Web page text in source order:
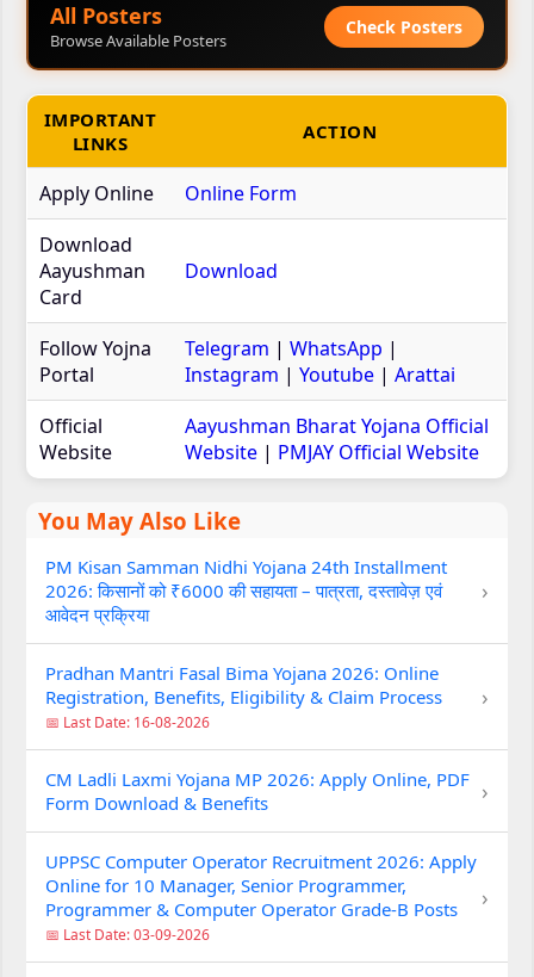
All Posters
Browse Available Posters
Check Posters
IMPORTANT
LINKS
ACTION
Apply Online
Online Form
Download
Aayushman
Card
Download
Follow Yojna
Portal
Telegram | WhatsApp |
Instagram | Youtube | Arattai
Official
Website
Aayushman Bharat Yojana Official
Website | PMJAY Official Website
You May Also Like
PM Kisan Samman Nidhi Yojana 24th Installment
2026: किसानों को ₹6000 की सहायता – पात्रता, दस्तावेज़ एवं
आवेदन प्रक्रिया
›
Pradhan Mantri Fasal Bima Yojana 2026: Online
Registration, Benefits, Eligibility & Claim Process
📅 Last Date: 16-08-2026
›
CM Ladli Laxmi Yojana MP 2026: Apply Online, PDF
Form Download & Benefits
›
UPPSC Computer Operator Recruitment 2026: Apply
Online for 10 Manager, Senior Programmer,
Programmer & Computer Operator Grade-B Posts
📅 Last Date: 03-09-2026
›